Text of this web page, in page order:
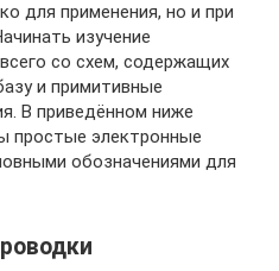
для применения, но и при
изучение
со схем, содержащих
и примитивные
В приведённом ниже
простые электронные
обозначениями для